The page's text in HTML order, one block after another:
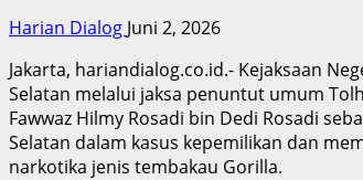
Harian Dialog Juni 2, 2026
Jakarta, hariandialog.co.id.- Kejaksaan
Selatan melalui jaksa penuntut umum
Fawwaz Hilmy Rosadi bin Dedi Rosadi
Selatan dalam kasus kepemilikan dan
narkotika jenis tembakau Gorilla.